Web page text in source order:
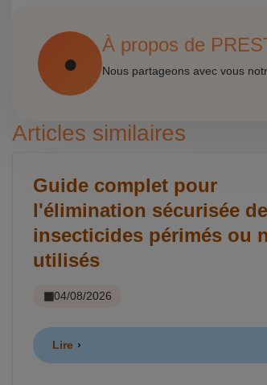
À propos de
Nous partageons avec vous
Articles similaires
Guide complet pour
l'élimination sécurisée
insecticides périmés ou
utilisés
04/08/2026
Lire